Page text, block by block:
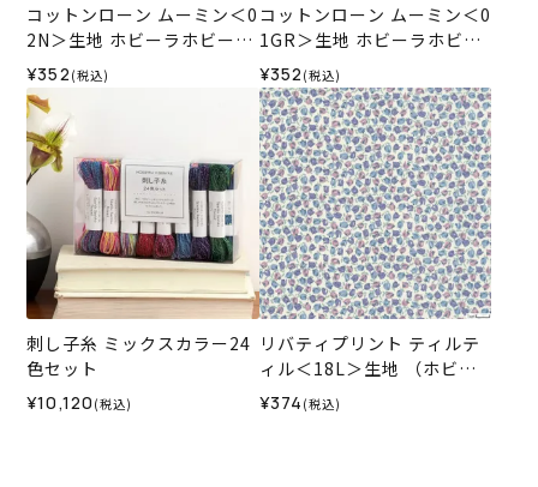
コットンローン ムーミン＜0
2N＞生地 ホビーラホビーレ
デザインコレクション
¥352 (税込)
コットンローン ムーミン＜0
1GR＞生地 ホビーラホビー
レデザインコレクション
¥352 (税込)
刺し子糸 ミックスカラー24
色セット
¥10,120 (税込)
リバティプリント ティルテ
ィル＜18L＞生地 （ホビー
ラホビーレオリジナル）202
¥374 (税込)